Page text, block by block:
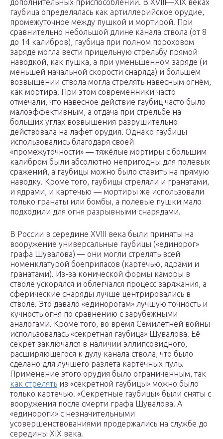
дополнительных приспособлений. В XVIII—XIX веках
гаубица определялась как артиллерийское орудие,
промежуточное между пушкой и мортирой. При
сравнительно небольшой длине канала ствола (от 8
до 14 калибров), гаубица при полном пороховом
заряде могла вести прицельную стрельбу прямой
наводкой, как пушка, а при уменьшенном заряде (и
меньшей начальной скорости снаряда) и большем
возвышении ствола могла стрелять навесным огнём,
как мортира. При этом современники часто
отмечали, что навесное действие гаубиц часто было
малоэффективным, а отдача при стрельбе на
больших углах возвышения разрушительно
действовала на лафет орудия. Однако гаубицы
использовались благодаря своей
«промежуточности» — тяжёлые мортиры с большим
калибром были абсолютно непригодны для полевых
сражений, а гаубицы можно было ставить на прямую
наводку. Кроме того, гаубицы стреляли и гранатами,
и ядрами, и картечью — мортиры же использовали
только гранаты или бомбы, а полевые пушки мало
подходили для огня разрывными снарядами.
В России в середине XVIII века были приняты на
вооружение универсальные гаубицы («единорог»
графа Шувалова) — они могли стрелять всей
номенклатурой боеприпасов (картечью, ядрами и
гранатами). Из-за конической формы каморы в
стволе ускорялся и облегчался процесс заряжания, а
сферические снаряды лучше центрировались в
стволе. Это давало «единорогам» лучшую точность и
кучность огня по сравнению с зарубежными
аналогами. Кроме того, во время Семилетней войны
использовалась «секретная гаубица» Шувалова. Её
секрет заключался в наличии эллипсовидного,
расширяющегося к дулу канала ствола, что было
сделано для лучшего разлета картечных пуль.
Применение этого орудия было ограниченным, так
как стрелять из «секретной гаубицы» можно было
только картечью. «Секретные гаубицы» были сняты с
вооружения после смерти графа Шувалова. А
«единороги» с незначительными
усовершенствованиями продержались на службе до
середины XIX века.